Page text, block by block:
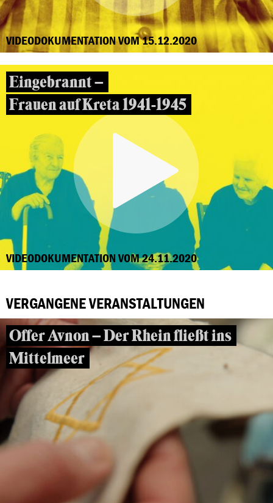
VIDEODOKUMENTATION VOM 15.12.2020
Eingebrannt –
Frauen auf Kreta 1941-1945
VIDEODOKUMENTATION VOM 24.11.2020
VERGANGENE VERANSTALTUNGEN
Offer Avnon – Der Rhein fließt ins
Mittelmeer